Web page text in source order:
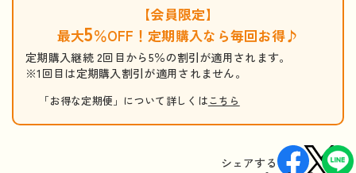
【会員限定】
最大5％OFF！定期購入なら毎回お得♪
定期購入継続 2回目から5％の割引が適用されます。
※1回目は定期購入割引が適用されません。
「お得な定期便」について詳しくはこちら
シェアする